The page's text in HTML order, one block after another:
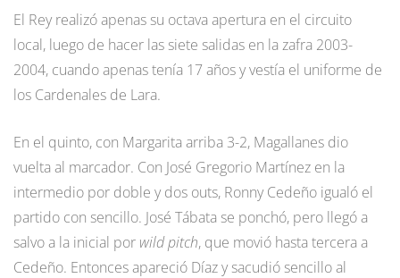
El Rey realizó apenas su octava apertura en el circuito
local, luego de hacer las siete salidas en la zafra 2003-
2004, cuando apenas tenía 17 años y vestía el uniforme de
los Cardenales de Lara.
En el quinto, con Margarita arriba 3-2, Magallanes dio
vuelta al marcador. Con José Gregorio Martínez en la
intermedio por doble y dos outs, Ronny Cedeño igualó el
partido con sencillo. José Tábata se ponchó, pero llegó a
salvo a la inicial por wild pitch, que movió hasta tercera a
Cedeño. Entonces apareció Díaz y sacudió sencillo al